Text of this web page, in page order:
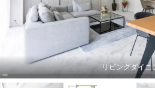
リビングダイニ